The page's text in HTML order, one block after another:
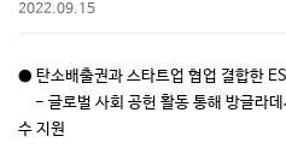
2022.09.15
● 탄소배출권과 스타트업 협업 결합한
- 글로벌 사회 공헌 활동 통해 방글라
수 지원